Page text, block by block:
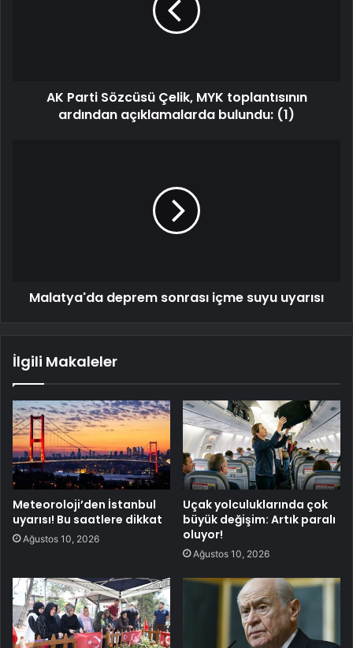
AK Parti Sözcüsü Çelik, MYK toplantısının
ardından açıklamalarda bulundu: (1)
Malatya'da deprem sonrası içme suyu uyarısı
İlgili Makaleler
Meteoroloji’den İstanbul
uyarısı! Bu saatlere dikkat
Ağustos 10, 2026
Uçak yolculuklarında çok
büyük değişim: Artık paralı
oluyor!
Ağustos 10, 2026